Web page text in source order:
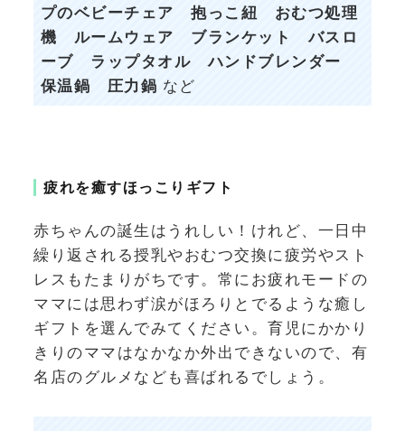
プのベビーチェア 抱っこ紐 おむつ処理
機 ルームウェア ブランケット バスロ
ーブ ラップタオル ハンドブレンダー
保温鍋 圧力鍋 など
疲れを癒すほっこりギフト
赤ちゃんの誕生はうれしい！けれど、一日中
繰り返される授乳やおむつ交換に疲労やスト
レスもたまりがちです。常にお疲れモードの
ママには思わず涙がほろりとでるような癒し
ギフトを選んでみてください。育児にかかり
きりのママはなかなか外出できないので、有
名店のグルメなども喜ばれるでしょう。